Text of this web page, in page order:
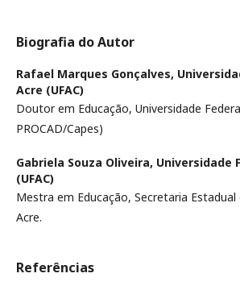
Biografia do Autor
Rafael Marques Gonçalves,
Acre (UFAC)
Doutor em Educação, Universidade
PROCAD/Capes)
Gabriela Souza Oliveira, Universidade
(UFAC)
Mestra em Educação, Secretaria Estadual
Acre.
Referências